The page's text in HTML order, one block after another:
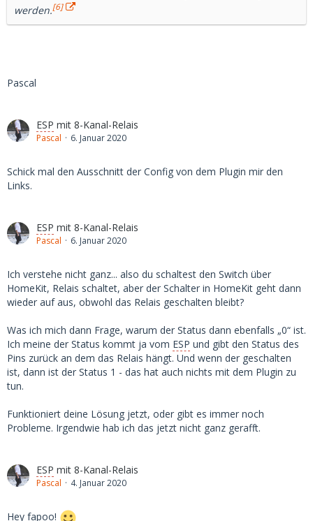
werden.[6]
Pascal
ESP mit 8-Kanal-Relais
Pascal 6. Januar 2020
Schick mal den Ausschnitt der Config von dem Plugin mir den
Links.
ESP mit 8-Kanal-Relais
Pascal 6. Januar 2020
Ich verstehe nicht ganz... also du schaltest den Switch über
HomeKit, Relais schaltet, aber der Schalter in HomeKit geht dann
wieder auf aus, obwohl das Relais geschalten bleibt?
Was ich mich dann Frage, warum der Status dann ebenfalls „0“ ist.
Ich meine der Status kommt ja vom ESP und gibt den Status des
Pins zurück an dem das Relais hängt. Und wenn der geschalten
ist, dann ist der Status 1 - das hat auch nichts mit dem Plugin zu
tun.
Funktioniert deine Lösung jetzt, oder gibt es immer noch
Probleme. Irgendwie hab ich das jetzt nicht ganz gerafft.
ESP mit 8-Kanal-Relais
Pascal 4. Januar 2020
Hey fapoo!